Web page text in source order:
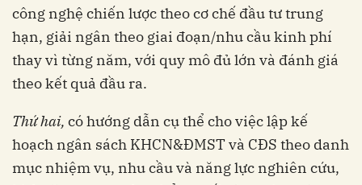
công nghệ chiến lược theo cơ chế đầu tư trung
hạn, giải ngân theo giai đoạn/nhu cầu kinh phí
thay vì từng năm, với quy mô đủ lớn và đánh giá
theo kết quả đầu ra.
Thứ hai, có hướng dẫn cụ thể cho việc lập kế
hoạch ngân sách KHCN&ĐMST và CĐS theo danh
mục nhiệm vụ, nhu cầu và năng lực nghiên cứu,